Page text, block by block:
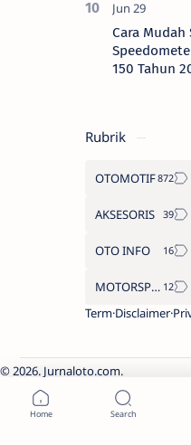
Cara
150 Tahun
Rubrik
OTOMOTIF
AKSESORIS
OTO INFO
MOTORSPORT
Term Disclaimer
2026. Jurnaloto.com.